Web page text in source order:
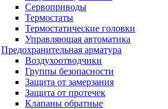
Сервоприводы
Термостаты
Термостатические головки
Управляющая автоматика
Предохранительная арматура
Воздухоотводчики
Группы безопасности
Защита от замерзания
Защита от протечек
Клапаны обратные